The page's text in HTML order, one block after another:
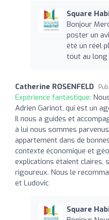
Square
Bonjour
poster un
été un réel
tout au
Catherine ROSENFELD
Expérience fantastique:
Adrien Garinot, qui est un
Il nous a guidés et
à lui nous sommes
appartement dans de
contexte économique et
explications étaient claires,
rigoureux. Nous le
et Ludovic
Square